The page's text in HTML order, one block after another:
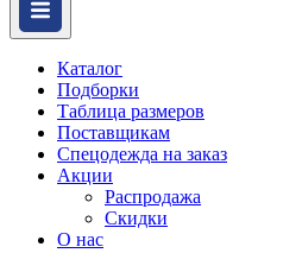
Каталог
Подборки
Таблица размеров
Поставщикам
Спецодежда на заказ
Акции
Распродажа
Скидки
О нас